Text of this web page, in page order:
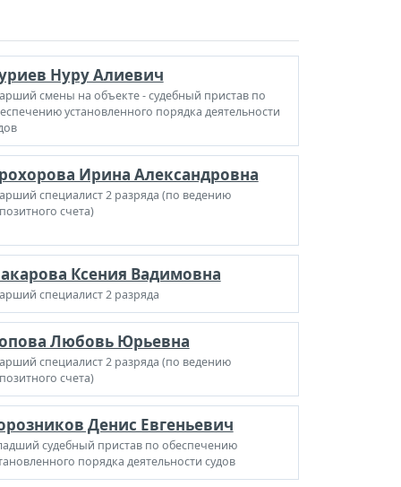
Нуру Алиевич
смены на объекте - судебный пристав по
установленного порядка деятельности
Ирина Александровна
специалист 2 разряда (по ведению
счета)
Ксения Вадимовна
специалист 2 разряда
Любовь Юрьевна
специалист 2 разряда (по ведению
счета)
Денис Евгеньевич
судебный пристав по обеспечению
порядка деятельности судов